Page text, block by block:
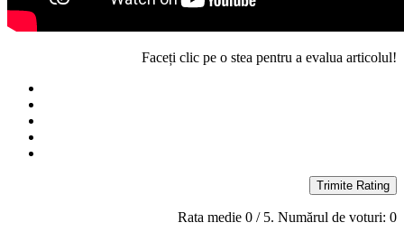
Faceți clic pe o stea pentru a evalua articolul!
Trimite Rating
Rata medie 0 / 5. Numărul de voturi: 0